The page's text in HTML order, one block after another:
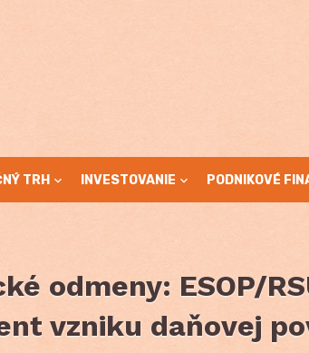
TRH INVESTOVANIE PODNIKOVÉ
odmeny: ESOP/
vzniku daňovej